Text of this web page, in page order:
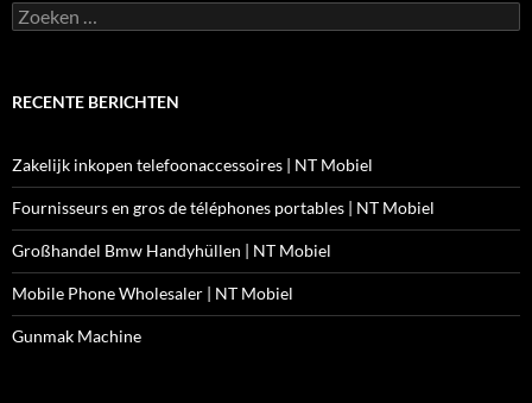
Zoeken
naar:
RECENTE BERICHTEN
Zakelijk inkopen telefoonaccessoires | NT Mobiel
Fournisseurs en gros de téléphones portables | NT Mobiel
Großhandel Bmw Handyhüllen | NT Mobiel
Mobile Phone Wholesaler | NT Mobiel
Gunmak Machine